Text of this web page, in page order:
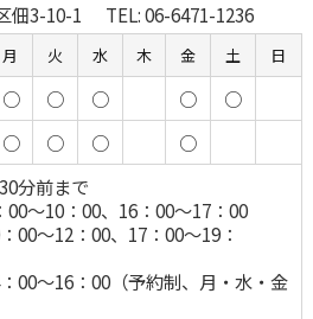
佃3-10-1
TEL: 06-6471-1236
月 火 水 木 金 土
日
○ ○ ○ ○ ○
○ ○ ○ ○
分前まで
〜10：00、16：00〜17：00
〜12：00、17：00〜19：
00〜16：00（予約制、月・水・金